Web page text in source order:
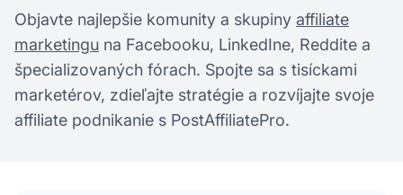
Objavte najlepšie komunity a skupiny affiliate
marketingu na Facebooku, LinkedIne, Reddite a
špecializovaných fórach. Spojte sa s tisíckami
marketérov, zdieľajte stratégie a rozvíjajte svoje
affiliate podnikanie s PostAffiliatePro.